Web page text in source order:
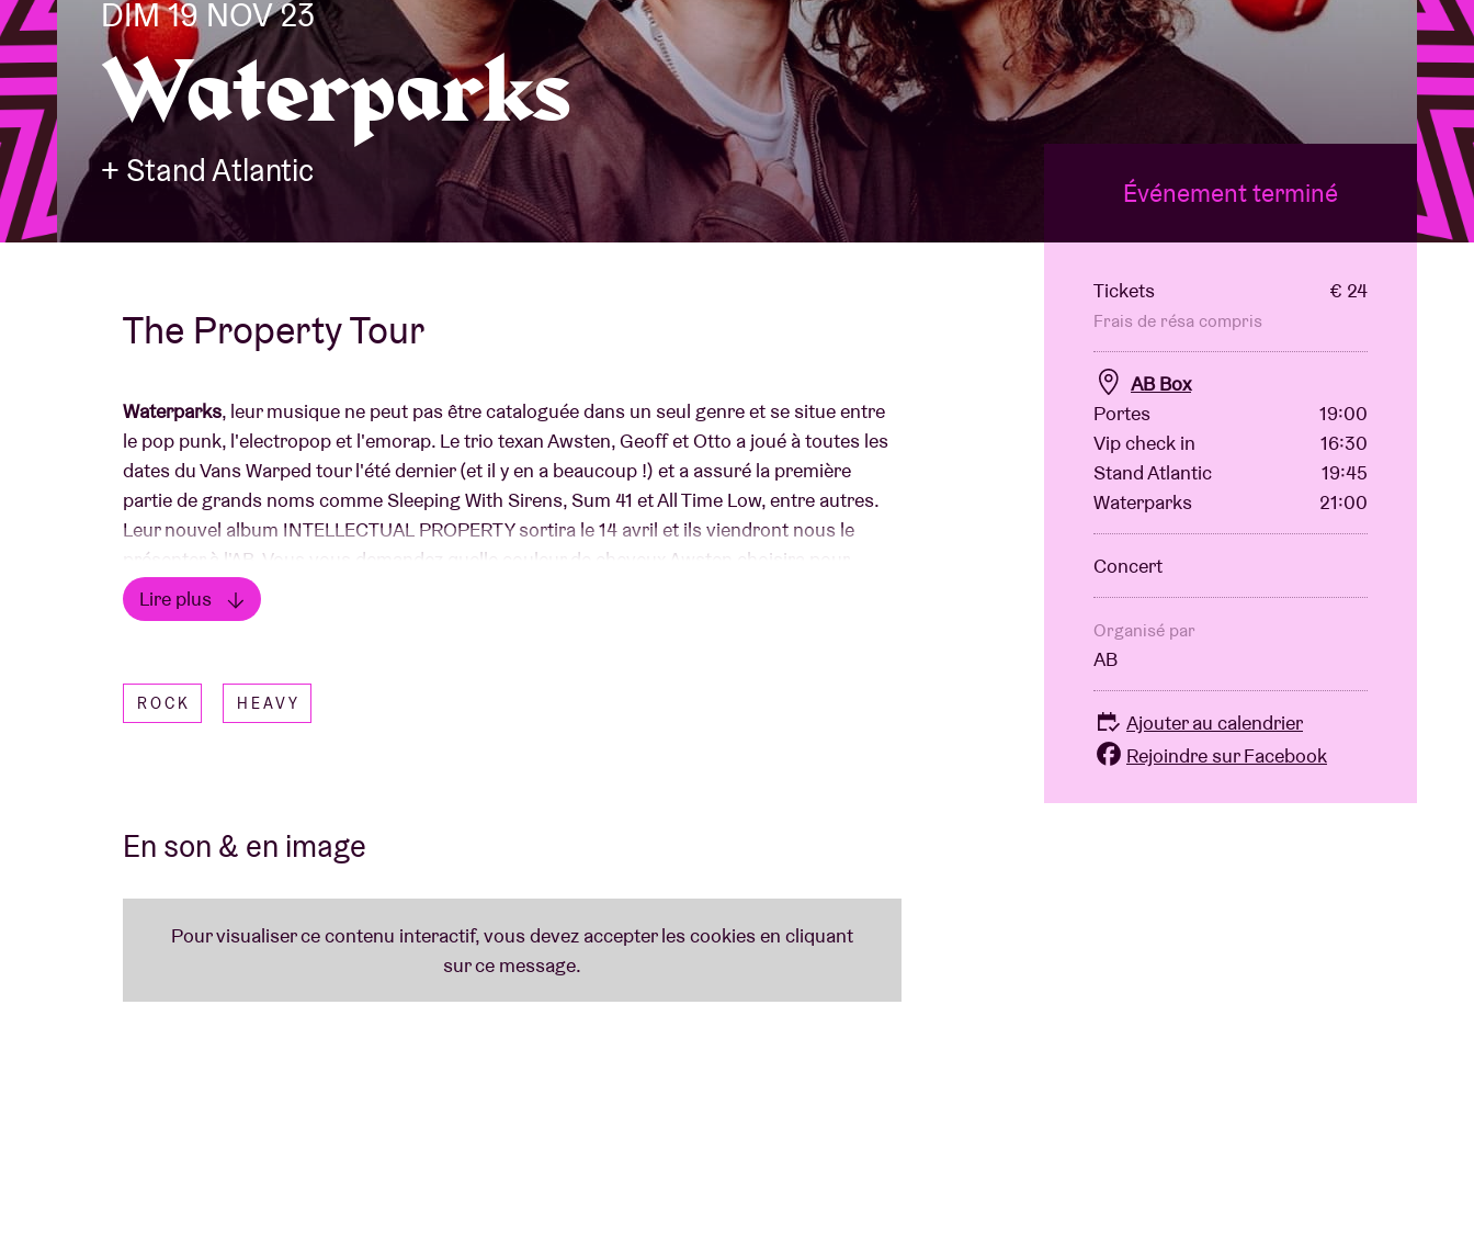
Infos visiteurs
AB ❤ you
À propos de l'AB
Contact
DIM 19 NOV 23
Waterparks
+ Stand Atlantic
The Property Tour
Waterparks, leur musique ne peut pas être cataloguée dans un seul genre et se situe entre
le pop punk, l'electropop et l'emorap. Le trio texan Awsten, Geoff et Otto a joué à toutes les
dates du Vans Warped tour l'été dernier (et il y en a beaucoup !) et a assuré la première
partie de grands noms comme Sleeping With Sirens, Sum 41 et All Time Low, entre autres.
Leur nouvel album INTELLECTUAL PROPERTY sortira le 14 avril et ils viendront nous le
présenter à l'AB. Vous vous demandez quelle couleur de cheveux Awsten choisira pour
l'occasion ? N'hésitez pas à venir le découvrir !
Lire plus
ROCK HEAVY
En son & en image
Événement terminé
Tickets € 24
Frais de résa compris
AB Box
Portes
19:00
Vip check in
16:30
Stand Atlantic
19:45
Waterparks
21:00
Concert
Organisé par
AB
Ajouter au calendrier
Rejoindre sur Facebook